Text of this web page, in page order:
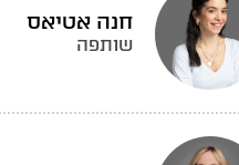
חנה אטיאס
שותפה